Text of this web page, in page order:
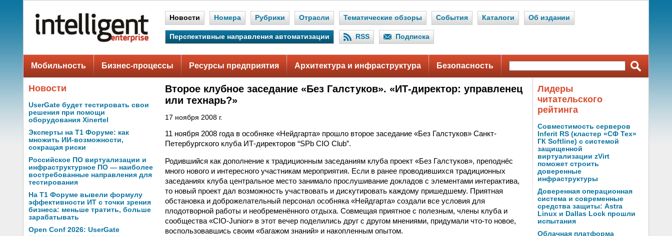
Новости Номера Рубрики Отрасли Тематические обзоры События Каталоги Об издании
Перспективные направления автоматизации RSS Подписка
Мобильность Бизнес-процессы Ресурсы предприятия Архитектура и инфраструктура Безопасность
Новости
UserGate будет тестировать свои
решения при помощи
оборудования Xinertel
Эксперты на Т1 Форуме: как
множить ИИ-возможности,
сокращая риски
Российское ПО виртуализации и
инфраструктурное ПО — наиболее
востребованные направления для
тестирования
На Т1 Форуме вывели формулу
эффективности ИТ с точки зрения
бизнеса: меньше тратить, больше
зарабатывать
Open Conf 2026: UserGate
Второе клубное заседание «Без Галстуков». «ИТ-директор: управленец
или технарь?»
17 ноября 2008 г.
11 ноября 2008 года в особняке «Нейдгарта» прошло второе заседание «Без Галстуков» Санкт-
Петербургского клуба ИТ-директоров “SPb CIO Club”.
Родившийся как дополнение к традиционным заседаниям клуба проект «Без Галстуков», преподнёс
много нового и интересного участникам мероприятия. Если в ранее проводившихся традиционных
заседаниях клуба центральное место занимало прослушивание докладов с элементами интерактива,
то новый проект дал возможность участвовать и дискутировать каждому пришедшему. Приятная
обстановка и доброжелательный персонал особняка «Нейдгарта» создали все условия для
плодотворной работы и необременённого отдыха. Совмещая приятное с полезным, члены клуба и
сообщества «CIO-Junior» в этот вечер поделились друг с другом мнениями, придумали что-то новое,
воспользовавшись своим «багажом знаний» и накопленным опытом.
Лидеры
читательского
рейтинга
Совместимость серверов
Inferit RS (кластер «СФ Тех»
ГК Softline) с системой
защищенной
виртуализации zVirt
поможет строить
доверенные
инфраструктуры
Доверенная операционная
система и современные
средства защиты: Astra
Linux и Dallas Lock прошли
испытания
Облачная платформа